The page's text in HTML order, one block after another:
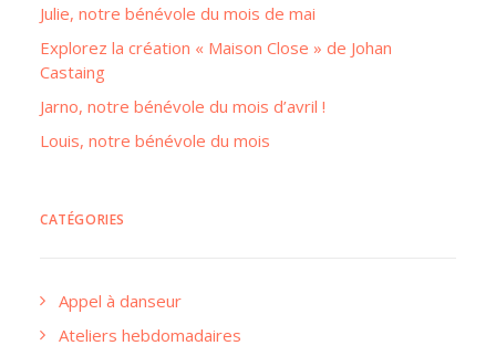
Julie, notre bénévole du mois de mai
Explorez la création « Maison Close » de Johan
Castaing
Jarno, notre bénévole du mois d’avril !
Louis, notre bénévole du mois
CATÉGORIES
Appel à danseur
Ateliers hebdomadaires